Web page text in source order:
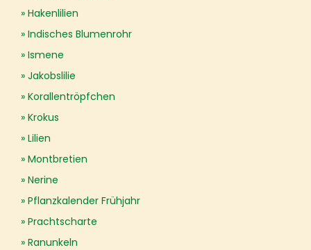
Hakenlilien
Indisches Blumenrohr
Ismene
Jakobslilie
Korallentröpfchen
Krokus
Lilien
Montbretien
Nerine
Pflanzkalender Frühjahr
Prachtscharte
Ranunkeln